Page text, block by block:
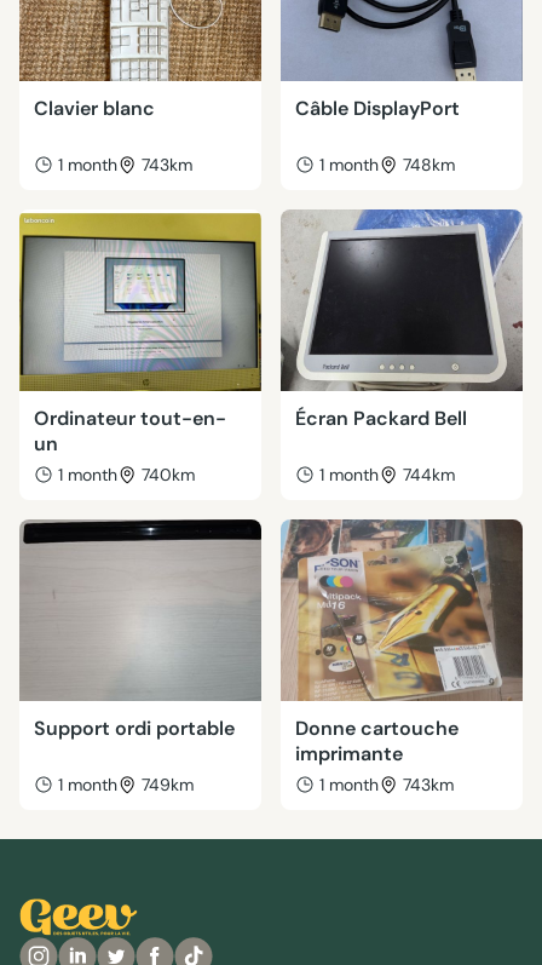
Clavier blanc
1 month 743km
Câble DisplayPort
1 month 748km
Ordinateur tout-en-
un
1 month 740km
Écran Packard Bell
1 month 744km
Support ordi portable
1 month 749km
Donne cartouche
imprimante
1 month 743km